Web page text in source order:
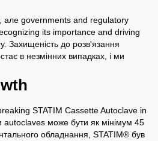
але governments and regulatory
its importance and driving
Захищеність до розв'язання
в незмінних випадках, і ми
STATIM Cassette Autoclave in
може бути як мінімум 45
обладнання, STATIM® був